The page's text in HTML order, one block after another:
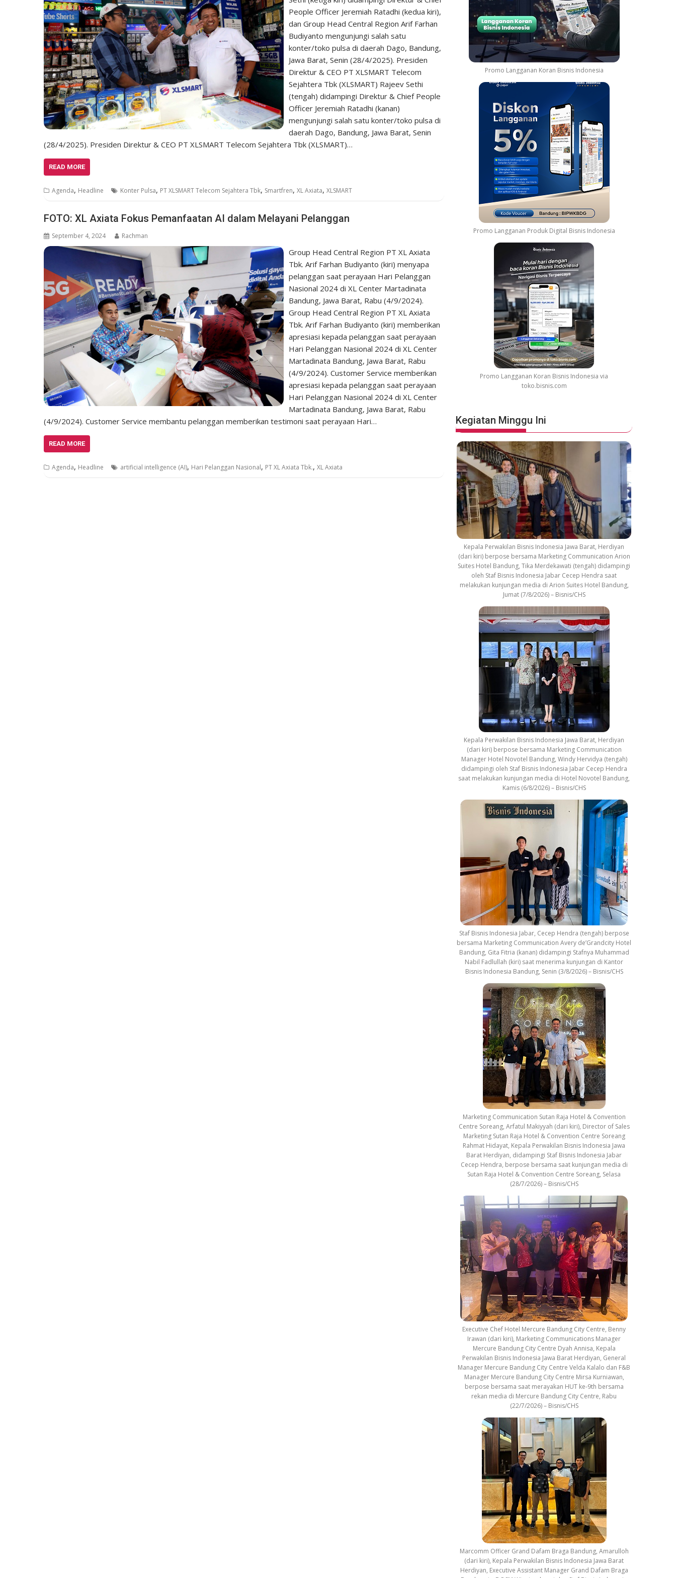
People Officer Jeremiah Ratadhi (kedua kiri),
dan Group Head Central Region Arif Farhan
Budiyanto mengunjungi salah satu
konter/toko pulsa di daerah Dago, Bandung,
Jawa Barat, Senin (28/4/2025). Presiden
Direktur & CEO PT XLSMART Telecom
Sejahtera Tbk (XLSMART) Rajeev Sethi
(tengah) didampingi Direktur & Chief People
Officer Jeremiah Ratadhi (kanan)
mengunjungi salah satu konter/toko pulsa di
daerah Dago, Bandung, Jawa Barat, Senin
(28/4/2025). Presiden Direktur & CEO PT XLSMART Telecom Sejahtera Tbk (XLSMART)…
READ MORE
Agenda, Headline Konter Pulsa, PT XLSMART Telecom Sejahtera Tbk, Smartfren, XL Axiata, XLSMART
FOTO: XL Axiata Fokus Pemanfaatan AI dalam Melayani Pelanggan
September 4, 2024 Rachman
Group Head Central Region PT XL Axiata
Tbk. Arif Farhan Budiyanto (kiri) menyapa
pelanggan saat perayaan Hari Pelanggan
Nasional 2024 di XL Center Martadinata
Bandung, Jawa Barat, Rabu (4/9/2024).
Group Head Central Region PT XL Axiata
Tbk. Arif Farhan Budiyanto (kiri) memberikan
apresiasi kepada pelanggan saat perayaan
Hari Pelanggan Nasional 2024 di XL Center
Martadinata Bandung, Jawa Barat, Rabu
(4/9/2024). Customer Service memberikan
apresiasi kepada pelanggan saat perayaan
Hari Pelanggan Nasional 2024 di XL Center
Martadinata Bandung, Jawa Barat, Rabu
(4/9/2024). Customer Service membantu pelanggan memberikan testimoni saat perayaan Hari…
READ MORE
Agenda, Headline artificial intelligence (AI), Hari Pelanggan Nasional, PT XL Axiata Tbk., XL Axiata
Promo Langganan Koran Bisnis Indonesia
Promo Langganan Produk Digital Bisnis Indonesia
Promo Langganan Koran Bisnis Indonesia via
toko.bisnis.com
Kegiatan Minggu Ini
Kepala Perwakilan Bisnis Indonesia Jawa Barat, Herdiyan
(dari kiri) berpose bersama Marketing Communication Arion
Suites Hotel Bandung, Tika Merdekawati (tengah) didampingi
oleh Staf Bisnis Indonesia Jabar Cecep Hendra saat
melakukan kunjungan media di Arion Suites Hotel Bandung,
Jumat (7/8/2026) – Bisnis/CHS
Kepala Perwakilan Bisnis Indonesia Jawa Barat, Herdiyan
(dari kiri) berpose bersama Marketing Communication
Manager Hotel Novotel Bandung, Windy Hervidya (tengah)
didampingi oleh Staf Bisnis Indonesia Jabar Cecep Hendra
saat melakukan kunjungan media di Hotel Novotel Bandung,
Kamis (6/8/2026) – Bisnis/CHS
Staf Bisnis Indonesia Jabar, Cecep Hendra (tengah) berpose
bersama Marketing Communication Avery de’Grandcity Hotel
Bandung, Gita Fitria (kanan) didampingi Stafnya Muhammad
Nabil Fadlullah (kiri) saat menerima kunjungan di Kantor
Bisnis Indonesia Bandung, Senin (3/8/2026) – Bisnis/CHS
Marketing Communication Sutan Raja Hotel & Convention
Centre Soreang, Arfatul Makiyyah (dari kiri), Director of Sales
Marketing Sutan Raja Hotel & Convention Centre Soreang
Rahmat Hidayat, Kepala Perwakilan Bisnis Indonesia Jawa
Barat Herdiyan, didampingi Staf Bisnis Indonesia Jabar
Cecep Hendra, berpose bersama saat kunjungan media di
Sutan Raja Hotel & Convention Centre Soreang, Selasa
(28/7/2026) – Bisnis/CHS
Executive Chef Hotel Mercure Bandung City Centre, Benny
Irawan (dari kiri), Marketing Communications Manager
Mercure Bandung City Centre Dyah Annisa, Kepala
Perwakilan Bisnis Indonesia Jawa Barat Herdiyan, General
Manager Mercure Bandung City Centre Velda Kalalo dan F&B
Manager Mercure Bandung City Centre Mirsa Kurniawan,
berpose bersama saat merayakan HUT ke-9th bersama
rekan media di Mercure Bandung City Centre, Rabu
(22/7/2026) – Bisnis/CHS
Marcomm Officer Grand Dafam Braga Bandung, Amarulloh
(dari kiri), Kepala Perwakilan Bisnis Indonesia Jawa Barat
Herdiyan, Executive Assistant Manager Grand Dafam Braga